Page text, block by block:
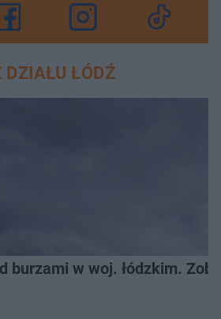
DZIAŁU ŁÓDŹ
burzami w woj. łódzkim.